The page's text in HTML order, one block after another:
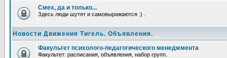
Смех, да и только...
Здесь люди шутят и самовыражаются :) .
Новости Движения Тигель. Объявления.
Факультет психолого-педагогического менеджмента
Факультет: расписания, объявления, набор групп.